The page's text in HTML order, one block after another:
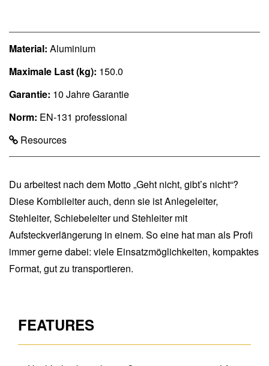
Material: Aluminium
Maximale Last (kg): 150.0
Garantie: 10 Jahre Garantie
Norm: EN-131 professional
Resources
Du arbeitest nach dem Motto „Geht nicht, gibt’s nicht“?
Diese Kombileiter auch, denn sie ist Anlegeleiter,
Stehleiter, Schiebeleiter und Stehleiter mit
Aufsteckverlängerung in einem. So eine hat man als Profi
immer gerne dabei: viele Einsatzmöglichkeiten, kompaktes
Format, gut zu transportieren.
FEATURES